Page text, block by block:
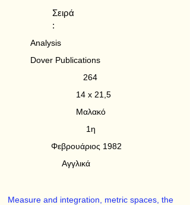
Σειρά
:
Analysis
Dover Publications
264
14 x 21,5
Μαλακό
1η
Φεβρουάριος 1982
Αγγλικά
Measure and integration, metric spaces, the